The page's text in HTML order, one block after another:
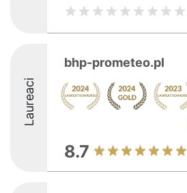
Laureaci
bhp-prometeo.pl
8.7